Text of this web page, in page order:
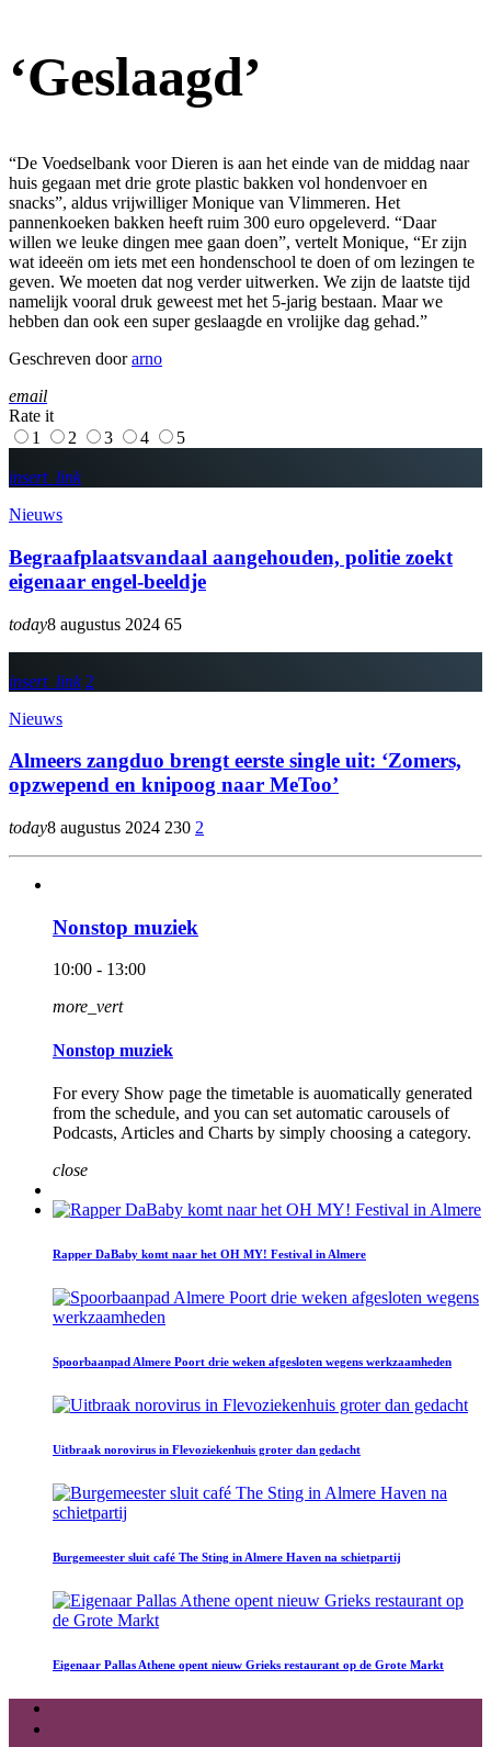
‘Geslaagd’
“De Voedselbank voor Dieren is aan het einde van de middag naar
huis gegaan met drie grote plastic bakken vol hondenvoer en
snacks”, aldus vrijwilliger Monique van Vlimmeren. Het
pannenkoeken bakken heeft ruim 300 euro opgeleverd. “Daar
willen we leuke dingen mee gaan doen”, vertelt Monique, “Er zijn
wat ideeën om iets met een hondenschool te doen of om lezingen te
geven. We moeten dat nog verder uitwerken. We zijn de laatste tijd
namelijk vooral druk geweest met het 5-jarig bestaan. Maar we
hebben dan ook een super geslaagde en vrolijke dag gehad.”
Geschreven doorarno
email
Rate it
1
2 3 4 5
insert_link
Nieuws
Begraafplaatsvandaal aangehouden, politie zoekt
eigenaar engel-beeldje
today8 augustus 2024 65
insert_link 2
Nieuws
Almeers zangduo brengt eerste single uit: ‘Zomers,
opzwepend en knipoog naar MeToo’
today8 augustus 2024 230 2
Nonstop muziek
10:00 - 13:00
more_vert
Nonstop muziek
For every Show page the timetable is auomatically generated
from the schedule, and you can set automatic carousels of
Podcasts, Articles and Charts by simply choosing a category.
close
Rapper DaBaby komt naar het OH MY! Festival in Almere
Spoorbaanpad Almere Poort drie weken afgesloten wegens werkzaamheden
Uitbraak norovirus in Flevoziekenhuis groter dan gedacht
Burgemeester sluit café The Sting in Almere Haven na schietpartij
Eigenaar Pallas Athene opent nieuw Grieks restaurant op de Grote Markt